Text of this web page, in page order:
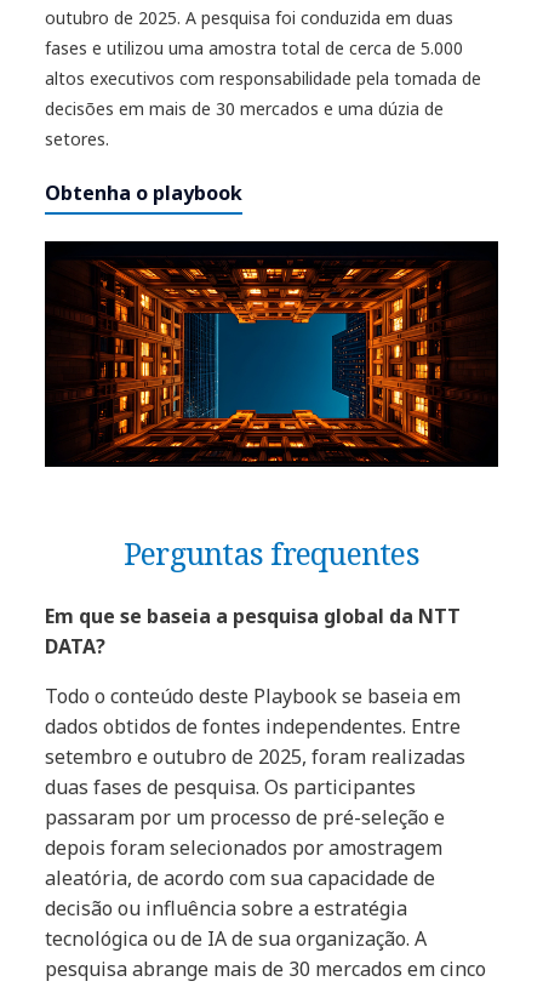
outubro de 2025. A pesquisa foi conduzida em duas
fases e utilizou uma amostra total de cerca de 5.000
altos executivos com responsabilidade pela tomada de
decisões em mais de 30 mercados e uma dúzia de
setores.
Obtenha o playbook
Perguntas frequentes
Em que se baseia a pesquisa global da NTT
DATA?
Todo o conteúdo deste Playbook se baseia em
dados obtidos de fontes independentes. Entre
setembro e outubro de 2025, foram realizadas
duas fases de pesquisa. Os participantes
passaram por um processo de pré-seleção e
depois foram selecionados por amostragem
aleatória, de acordo com sua capacidade de
decisão ou influência sobre a estratégia
tecnológica ou de IA de sua organização. A
pesquisa abrange mais de 30 mercados em cinco